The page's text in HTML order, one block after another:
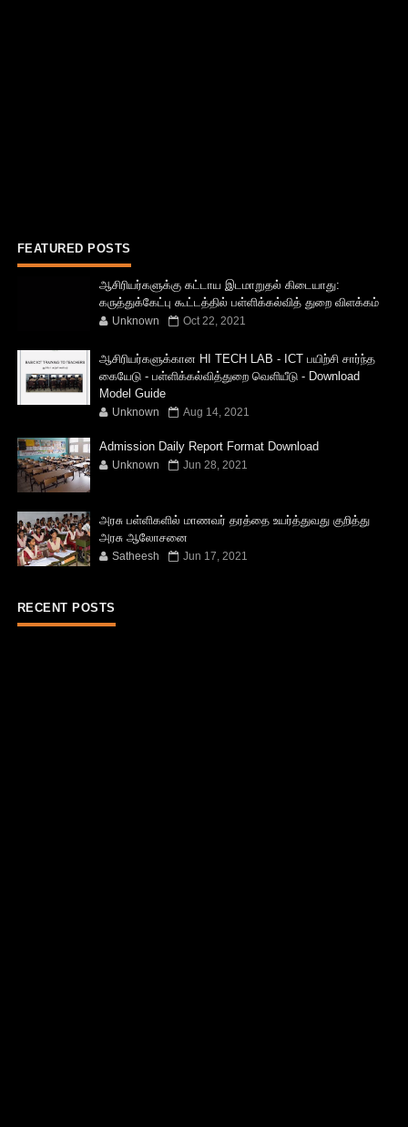
FEATURED POSTS
ஆசிரியர்களுக்கு கட்டாய இடமாறுதல் கிடையாது:
கருத்துக்கேட்பு கூட்டத்தில் பள்ளிக்கல்வித் துறை விளக்கம்
Unknown Oct 22, 2021
ஆசிரியர்களுக்கான HI TECH LAB - ICT பயிற்சி சார்ந்த
கையேடு - பள்ளிக்கல்வித்துறை வெளியீடு - Download
Model Guide
Unknown Aug 14, 2021
Admission Daily Report Format Download
Unknown Jun 28, 2021
அரசு பள்ளிகளில் மாணவர் தரத்தை உயர்த்துவது குறித்து
அரசு ஆலோசனை
Satheesh Jun 17, 2021
RECENT POSTS